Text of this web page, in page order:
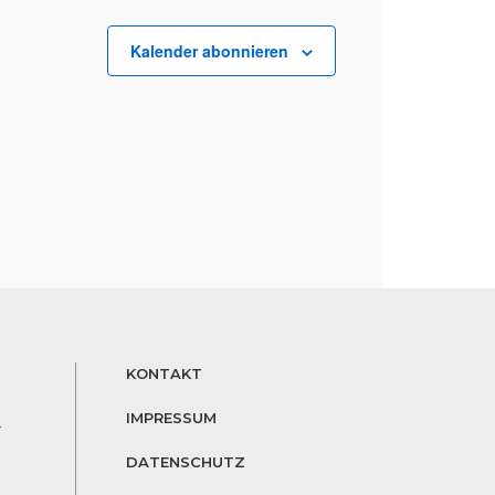
Kalender abonnieren
KONTAKT
IMPRESSUM
DATENSCHUTZ